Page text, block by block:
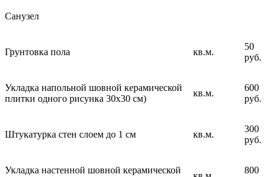
Санузел
Грунтовка пола кв.м.
50
руб.
Укладка напольной шовной керамической
плитки одного рисунка 30х30 см)
кв.м.
600
руб.
Штукатурка стен слоем до 1 см кв.м.
300
руб.
Укладка настенной шовной керамической
800